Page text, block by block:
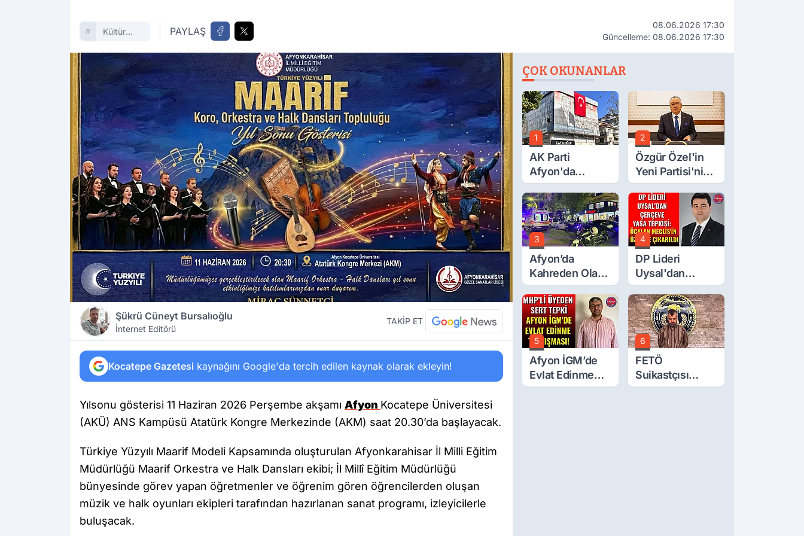
Kültür
PAYLAŞ
08.06.2026 17:30
Güncelleme: 08.06.2026 17:30
Şükrü Cüneyt Bursalıoğlu
İnternet Editörü
TAKİP ET
Kocatepe Gazetesi kaynağını Google'da tercih edilen kaynak olarak ekleyin!
Yılsonu gösterisi 11 Haziran 2026 Perşembe akşamı Afyon Kocatepe Üniversitesi
(AKÜ) ANS Kampüsü Atatürk Kongre Merkezinde (AKM) saat 20.30’da başlayacak.
Türkiye Yüzyılı Maarif Modeli Kapsamında oluşturulan Afyonkarahisar İl Milli Eğitim
Müdürlüğü Maarif Orkestra ve Halk Dansları ekibi; İl Millî Eğitim Müdürlüğü
bünyesinde görev yapan öğretmenler ve öğrenim gören öğrencilerden oluşan
müzik ve halk oyunları ekipleri tarafından hazırlanan sanat programı, izleyicilerle
buluşacak.
ÇOK OKUNANLAR
1
AK Parti
Afyon'da
Turgay Şahin'in
Ardından Bir
Şok Daha!
2
Özgür Özel'in
Yeni Partisi'nin
Afyon Başkanı
Belli Oldu
3
Afyon’da
Kahreden Olay:
6 Yaşındaki
Çocuk 6. Kattan
Düştü
4
DP Lideri
Uysal'dan
Çerçeve Yasa
Tepkisi: Öcalan
Meclis'in
Üzerine Çıkarıldı
5
Afyon İGM’de
Evlat Edinme
Tartışması!
6
FETÖ
Suikastçısı
Burkay